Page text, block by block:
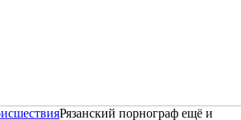
Рязанский порнограф ещё и